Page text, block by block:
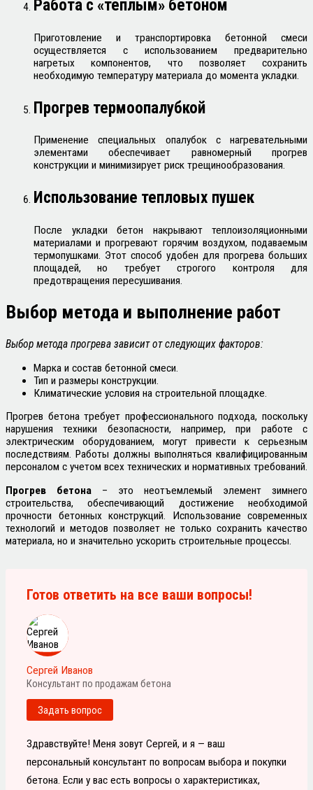
Работа с «теплым» бетоном
Приготовление и транспортировка бетонной смеси
осуществляется с использованием предварительно
нагретых компонентов, что позволяет сохранить
необходимую температуру материала до момента укладки.
Прогрев термоопалубкой
Применение специальных опалубок с нагревательными
элементами обеспечивает равномерный прогрев
конструкции и минимизирует риск трещинообразования.
Использование тепловых пушек
После укладки бетон накрывают теплоизоляционными
материалами и прогревают горячим воздухом, подаваемым
термопушками. Этот способ удобен для прогрева больших
площадей, но требует строгого контроля для
предотвращения пересушивания.
Выбор метода и выполнение работ
Выбор метода прогрева зависит от следующих факторов:
Марка и состав бетонной смеси.
Тип и размеры конструкции.
Климатические условия на строительной площадке.
Прогрев бетона требует профессионального подхода, поскольку
нарушения техники безопасности, например, при работе с
электрическим оборудованием, могут привести к серьезным
последствиям. Работы должны выполняться квалифицированным
персоналом с учетом всех технических и нормативных требований.
Прогрев бетона – это неотъемлемый элемент зимнего
строительства, обеспечивающий достижение необходимой
прочности бетонных конструкций. Использование современных
технологий и методов позволяет не только сохранить качество
материала, но и значительно ускорить строительные процессы.
Готов ответить на все ваши вопросы!
Сергей Иванов
Консультант по продажам бетона
Задать вопрос
Здравствуйте! Меня зовут Сергей, и я — ваш
персональный консультант по вопросам выбора и покупки
бетона. Если у вас есть вопросы о характеристиках,